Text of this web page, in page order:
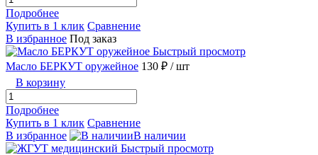
Подробнее
Купить в 1 клик Сравнение
В избранное Под заказ
Быстрый просмотр
Масло БЕРКУТ оружейное 130 ₽ / шт
В корзину
Подробнее
Купить в 1 клик Сравнение
В избранное
В наличии
Быстрый просмотр